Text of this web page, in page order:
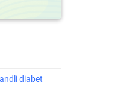
diabet